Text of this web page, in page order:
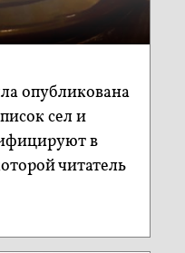
опубликована
сел и
в
читатель